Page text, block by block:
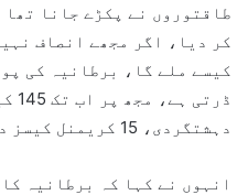
طاقتوروں نے پکڑے جانا
کر دیا، اگر مجھے انصاف
کیسے ملے گا، برطانیہ کی
دہشتگردی، 15 کریمنل کیسز درج کیے گئے۔
انہوں نے کہا کہ برطانیہ